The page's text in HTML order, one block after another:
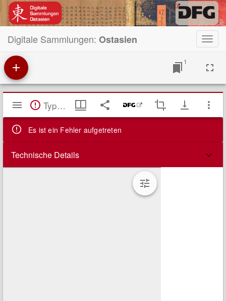
Digitale Sammlungen: Ostasien
1
Mirador
Viewer TypeError: Failed to fetch
Es ist ein Fehler aufgetreten
Technische Details